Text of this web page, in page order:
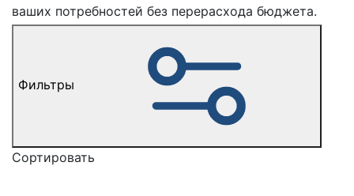
ваших потребностей без перерасхода бюджета.
Фильтры
Сортировать